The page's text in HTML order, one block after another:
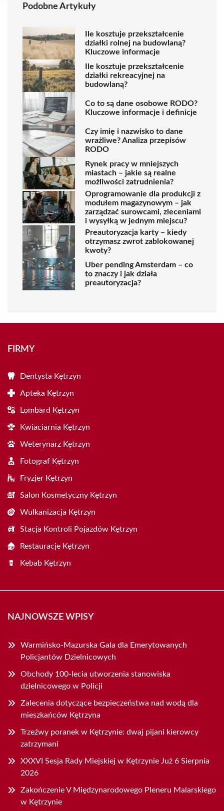
Podobne Artykuły
Ile kosztuje przekształcenie
działki rolnej na budowlaną?
Kluczowe informacje
Ile kosztuje przekształcenie
działki rekreacyjnej na
budowlaną?
Co to są dane osobowe RODO?
Kluczowe informacje i definicje
Czy imię i nazwisko to dane
wrażliwe? Analiza przepisów
RODO
Rynek pracy w mniejszych
miastach – jakie są realne
możliwości zatrudnienia?
Oprogramowanie dla produkcji z
modułem magazynowym – jak
zarządzać surowcami, zleceniami
i wysyłką w jednym miejscu?
Preautoryzacja karty – kiedy
otrzymasz zwrot zablokowanej
kwoty?
Uber pending Amsterdam – co
to znaczy i jak działa
preautoryzacja?
FIRMY
Dentysta Kętrzyn
Apteka Kętrzyn
Lombard Kętrzyn
Kwiaciarnia Kętrzyn
Weterynarz Kętrzyn
Fotograf Kętrzyn
Fryzjer Kętrzyn
Salon Kosmetyczny Kętrzyn
Wulkanizacja Kętrzyn
Stacja Kontroli Pojazdów Kętrzyn
Restauracje Kętrzyn
Kebab Kętrzyn
NAJNOWSZE WPISY
Warmińsko-Mazurska Gala dla Emerytowanych
Policjantów Dzielnicowych
Obchody 100-lecia utworzenia stanowiska
dzielnicowego w Policji
Zalecenia dotyczące bezpieczeństwa nad wodą dla
mieszkańców Kętrzyna
Trzeźwy poranek w Kętrzynie: dwaj pijani kierowcy
zatrzymani
XXXVI Sesja Rady Miejskiej w Kętrzynie Już 6 Sierpnia
2026
Zakończenie V Międzynarodowego Pleneru Malarskiego
w Kętrzynie